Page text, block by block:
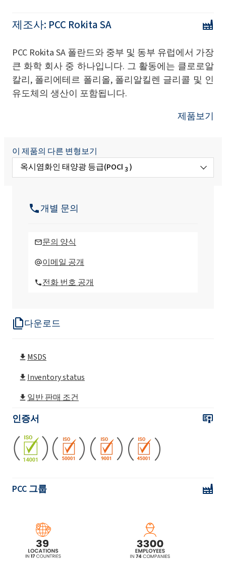
다운로드
MSDS
Inventory status
일반 판매 조건
인증서
PCC 그룹
제조사: PCC Rokita SA
PCC Rokita SA 폴란드와 중부 및 동부 유럽에서 가장
큰 화학 회사 중 하나입니다. 그 활동에는 클로로알
칼리, 폴리에테르 폴리올, 폴리알킬렌 글리콜 및 인
유도체의 생산이 포함됩니다.
제품보기
이 제품의 다른 변형보기
옥시염화인 태양광 등급(POCl 3 )
개별 문의
문의 양식
이메일 공개
전화 번호 공개